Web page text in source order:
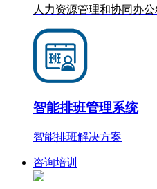
人力资源管理和协同办公
智能排班管理系统
智能排班解决方案
咨询培训